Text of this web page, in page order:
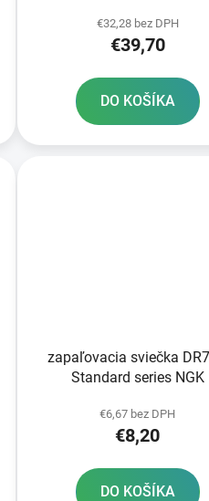
€32,28 bez DPH
€39,70
DO KOŠÍKA
zapaľovacia sviečka
Standard series NGK
€6,67 bez DPH
€8,20
DO KOŠÍKA